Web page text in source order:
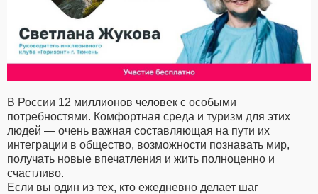
В России 12 миллионов человек с особыми
потребностями. Комфортная среда и туризм для этих
людей — очень важная составляющая на пути их
интеграции в общество, возможности познавать мир,
получать новые впечатления и жить полноценно и
счастливо.
Если вы один из тех, кто ежедневно делает шаг